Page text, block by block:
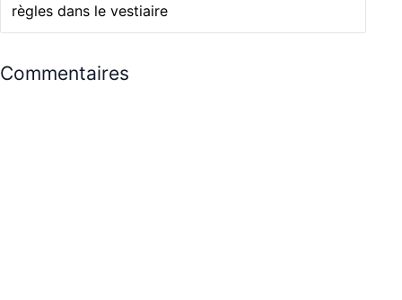
règles dans le vestiaire
Commentaires